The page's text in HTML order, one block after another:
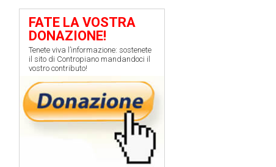
FATE LA VOSTRA
DONAZIONE!
Tenete viva l’informazione: sostenete
il sito di Contropiano mandandoci il
vostro contributo!